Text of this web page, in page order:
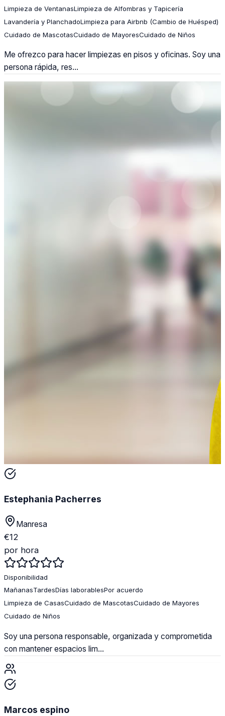
Limpieza de VentanasLimpieza de Alfombras y Tapicería
Lavandería y PlanchadoLimpieza para Airbnb (Cambio de Huésped)
Cuidado de MascotasCuidado de MayoresCuidado de Niños
Me ofrezco para hacer limpiezas en pisos y oficinas. Soy una
persona rápida, res...
Estephania Pacherres
Manresa
€12
por hora
Disponibilidad
MañanasTardesDías laborablesPor acuerdo
Limpieza de CasasCuidado de MascotasCuidado de Mayores
Cuidado de Niños
Soy una persona responsable, organizada y comprometida
con mantener espacios lim...
Marcos espino